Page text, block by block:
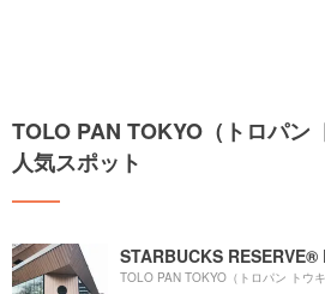
TOLO PAN TOKYO（トロパン
人気スポット
STARBUCKS
TOLO PAN TOKYO（トロパン トウ